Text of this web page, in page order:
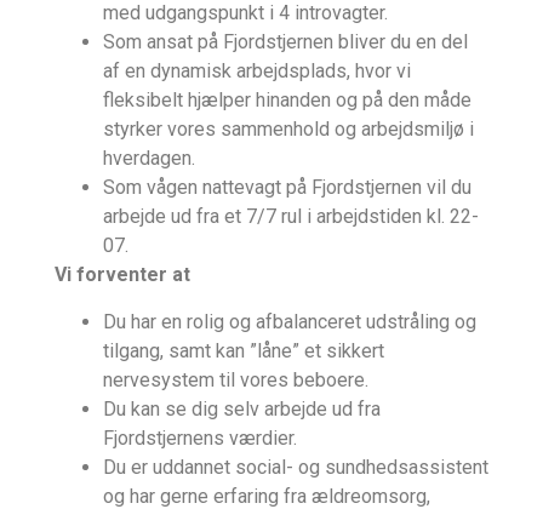
med udgangspunkt i 4 introvagter.
Som ansat på Fjordstjernen bliver du en del
af en dynamisk arbejdsplads, hvor vi
fleksibelt hjælper hinanden og på den måde
styrker vores sammenhold og arbejdsmiljø i
hverdagen.
Som vågen nattevagt på Fjordstjernen vil du
arbejde ud fra et 7/7 rul i arbejdstiden kl. 22-
07.
Vi forventer at
Du har en rolig og afbalanceret udstråling og
tilgang, samt kan ”låne” et sikkert
nervesystem til vores beboere.
Du kan se dig selv arbejde ud fra
Fjordstjernens værdier.
Du er uddannet social- og sundhedsassistent
og har gerne erfaring fra ældreomsorg,